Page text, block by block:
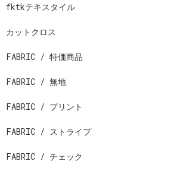
fktkテキスタイル
カットクロス
FABRIC / 特価商品
FABRIC / 無地
FABRIC / プリント
FABRIC / ストライプ
FABRIC / チェック